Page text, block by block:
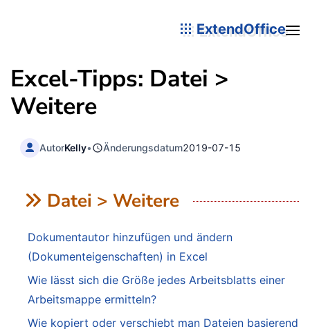
ExtendOffice
Excel-Tipps: Datei >
Weitere
AutorKelly• Änderungsdatum2019-07-15
Datei > Weitere
Dokumentautor hinzufügen und ändern
(Dokumenteigenschaften) in Excel
Wie lässt sich die Größe jedes Arbeitsblatts einer
Arbeitsmappe ermitteln?
Wie kopiert oder verschiebt man Dateien basierend